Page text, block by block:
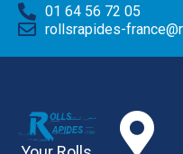
01 64 56 72 05
rollsrapides-